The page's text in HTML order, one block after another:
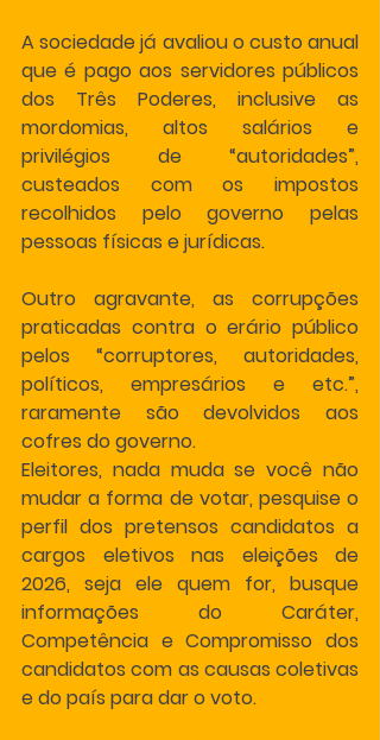
A sociedade já avaliou o custo anual
que é pago aos servidores públicos
dos Três Poderes, inclusive as
mordomias, altos salários e
privilégios de “autoridades”,
custeados com os impostos
recolhidos pelo governo pelas
pessoas físicas e jurídicas.
Outro agravante, as corrupções
praticadas contra o erário público
pelos “corruptores, autoridades,
políticos, empresários e etc.”,
raramente são devolvidos aos
cofres do governo.
Eleitores, nada muda se você não
mudar a forma de votar, pesquise o
perfil dos pretensos candidatos a
cargos eletivos nas eleições de
2026, seja ele quem for, busque
informações do Caráter,
Competência e Compromisso dos
candidatos com as causas coletivas
e do país para dar o voto.